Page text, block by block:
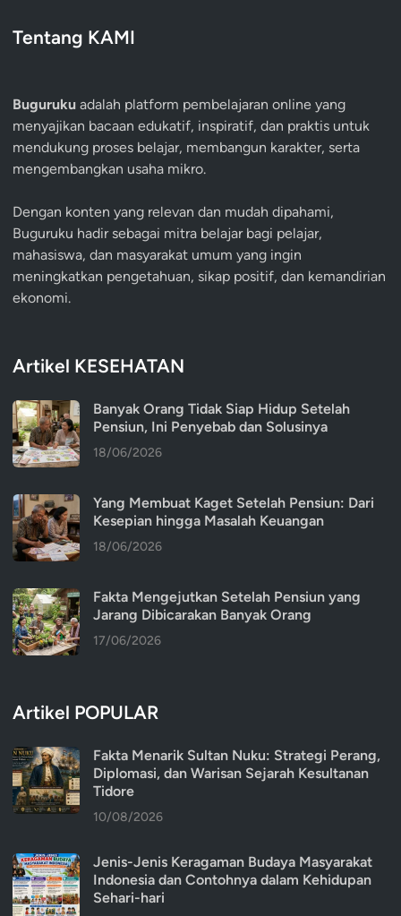
Tentang KAMI
Buguruku adalah platform pembelajaran online yang
menyajikan bacaan edukatif, inspiratif, dan praktis untuk
mendukung proses belajar, membangun karakter, serta
mengembangkan usaha mikro.
Dengan konten yang relevan dan mudah dipahami,
Buguruku hadir sebagai mitra belajar bagi pelajar,
mahasiswa, dan masyarakat umum yang ingin
meningkatkan pengetahuan, sikap positif, dan kemandirian
ekonomi.
Artikel KESEHATAN
Banyak Orang Tidak Siap Hidup Setelah
Pensiun, Ini Penyebab dan Solusinya
18/06/2026
Yang Membuat Kaget Setelah Pensiun: Dari
Kesepian hingga Masalah Keuangan
18/06/2026
Fakta Mengejutkan Setelah Pensiun yang
Jarang Dibicarakan Banyak Orang
17/06/2026
Artikel POPULAR
Fakta Menarik Sultan Nuku: Strategi Perang,
Diplomasi, dan Warisan Sejarah Kesultanan
Tidore
10/08/2026
Jenis-Jenis Keragaman Budaya Masyarakat
Indonesia dan Contohnya dalam Kehidupan
Sehari-hari